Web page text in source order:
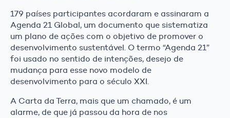
179 países participantes acordaram e assinaram a
Agenda 21 Global, um documento que sistematiza
um plano de ações com o objetivo de promover o
desenvolvimento sustentável. O termo “Agenda 21”
foi usado no sentido de intenções, desejo de
mudança para esse novo modelo de
desenvolvimento para o século XXI.
A Carta da Terra, mais que um chamado, é um
alarme, de que já passou da hora de nos